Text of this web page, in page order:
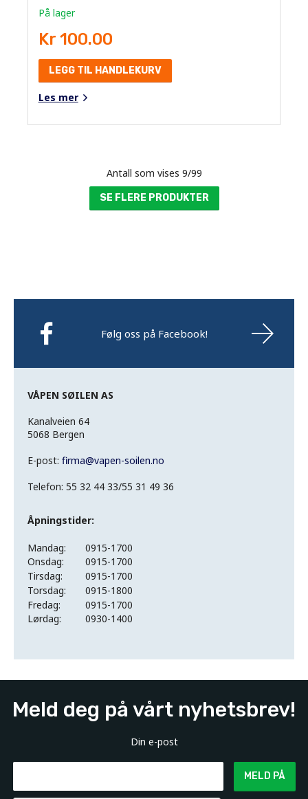
På lager
Kr 100.00
LEGG TIL HANDLEKURV
Les mer
Antall som vises 9/99
SE FLERE PRODUKTER
Følg oss på Facebook!
VÅPEN SØILEN AS
Kanalveien 64
5068 Bergen
E-post: firma@vapen-soilen.no
Telefon: 55 32 44 33/55 31 49 36
Åpningstider:
Mandag:
0915-1700
Onsdag:
0915-1700
Tirsdag:
0915-1700
Torsdag:
0915-1800
Fredag:
0915-1700
Lørdag:
0930-1400
Meld deg på vårt nyhetsbrev!
Din e-post
MELD PÅ